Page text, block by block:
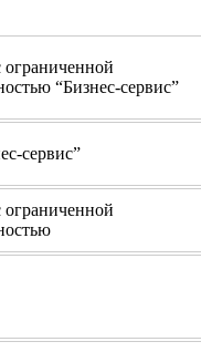
“Бизнес-сервис”
сервис”